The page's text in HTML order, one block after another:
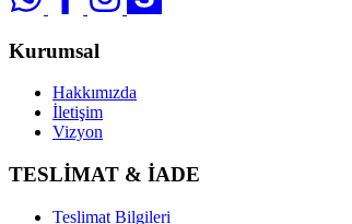
Kurumsal
Hakkımızda
İletişim
Vizyon
TESLİMAT & İADE
Teslimat Bilgileri